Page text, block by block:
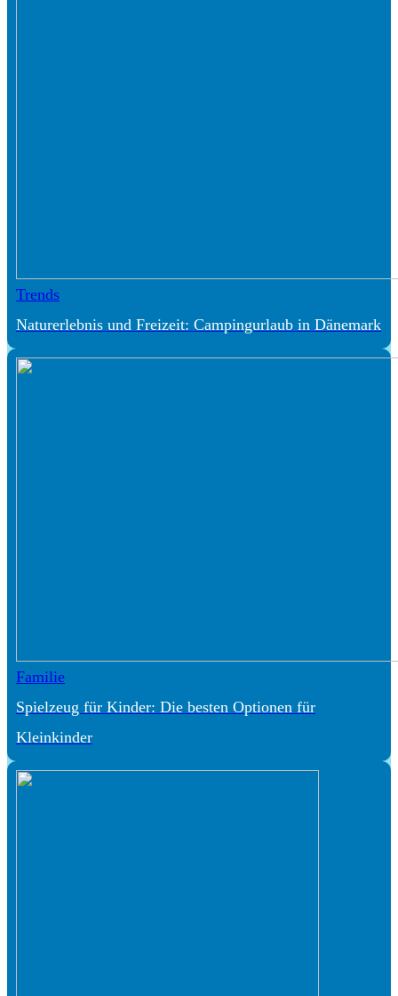
Trends
Naturerlebnis und Freizeit: Campingurlaub in Dänemark
Familie
Spielzeug für Kinder: Die besten Optionen für
Kleinkinder